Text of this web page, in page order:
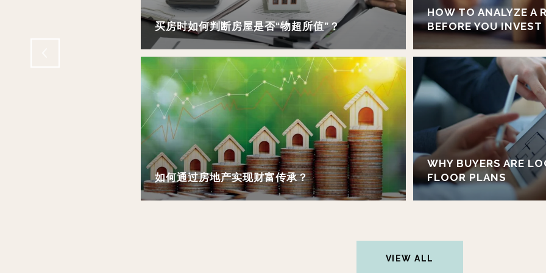
买房时如何判断房屋是否“物超所值”？
如何通过房地产实现财富传承？
HOW TO ANALYZE A
BEFORE YOU INVEST
WHY BUYERS ARE
FLOOR PLANS
VIEW ALL